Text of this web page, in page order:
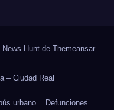
News Hunt de Themeansar.
– Ciudad Real
urbano Defunciones